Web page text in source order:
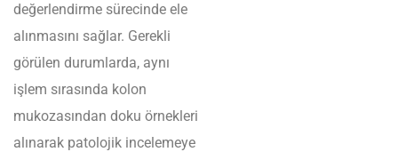
değerlendirme sürecinde ele
alınmasını sağlar. Gerekli
görülen durumlarda, aynı
işlem sırasında kolon
mukozasından doku örnekleri
alınarak patolojik incelemeye